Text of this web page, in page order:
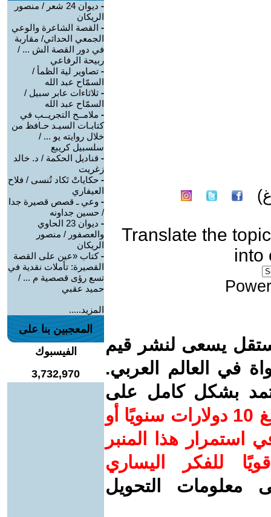
Translate the topic
into
يسعى لنشر قيم
في العالم العربي.
بشكل كامل على
ساهم/ي معنا! بدعمكم بمبلغ 10 دولارات سنويًا أو
استمرار هذا المنبر
للفكر اليساري
معلومات التحويل
-
ديوان 24 شعر / منصور
الريكان
- القصة الشاعرة والوعي
الجمعي الحداثي/ مقاربة
في دور القصة الش ... /
ربيحة الرفاعي
- تصاوير لية الظمأ /
السمّاح عبد الله
- ثلاثاءات عابر سبيل /
السمّاح عبد الله
- ملامــح التجريــب في
كتابـات السيـد حـافظ من
خلال روايته يو ... /
سلسبيل كريبع
- قناديل الحكمة / د. خالد
زغريت
- حكاياتْ تَكاد تُنسى / فلاح
العيفاري
- وعي ـ قصص قصيرة جدا
/ حسين جداونه
-
ديوان 23 الحاوي
والعصفور / منصور
الريكان
-كتاب «عين على القصة
القصيرة: تأملات نقدية في
تسع رؤى قصصية م ... /
حميد عقبي
المزيد.....
المعجبين بنا على
الفيسبوك
3,732,970